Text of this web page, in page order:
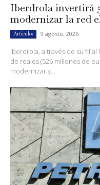
Iberdrola invertirá
modernizar la red
Artículos 9 agosto, 2026
Iberdrola, a través de su
de reales (526 millones de
modernizar y...